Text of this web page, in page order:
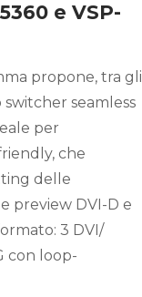
e VSP-
propone, tra gli
switcher seamless
per
che
delle
preview DVI-D e
3 DVI/
con loop-